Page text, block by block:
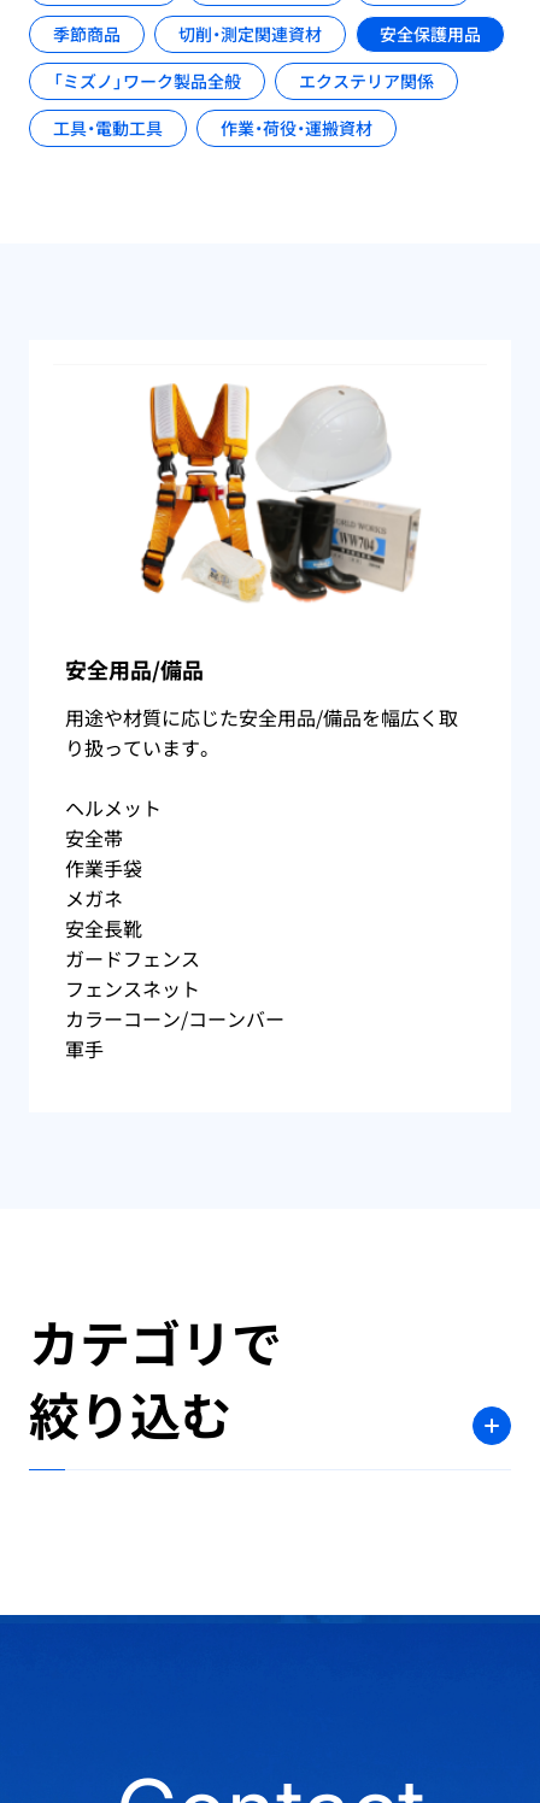
季節商品
切削・測定関連資材
安全保護用品
「ミズノ」ワーク製品全般
エクステリア関係
工具・電動工具
作業・荷役・運搬資材
安全用品/備品
用途や材質に応じた安全用品/備品を幅広く取
り扱っています。
ヘルメット
安全帯
作業手袋
メガネ
安全長靴
ガードフェンス
フェンスネット
カラーコーン/コーンバー
軍手
カテゴリで
絞り込む